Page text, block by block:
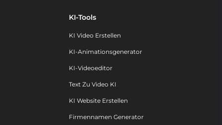
KI-Tools
KI Video Erstellen
KI-Animationsgenerator
KI-Videoeditor
Text Zu Video KI
KI Website Erstellen
Firmennamen Generator